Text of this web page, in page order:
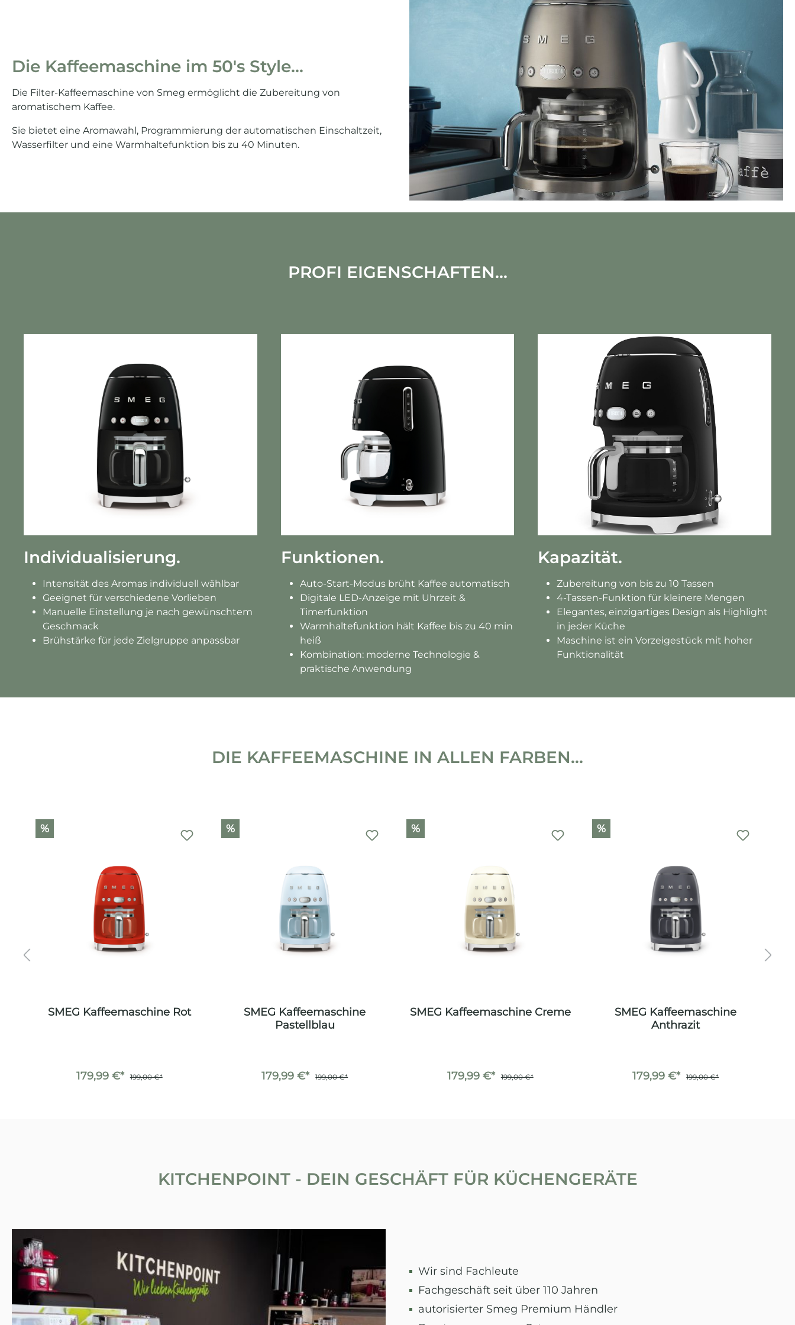
Die Kaffeemaschine im 50's Style...
Die Filter-Kaffeemaschine von Smeg ermöglicht die Zubereitung von
aromatischem Kaffee.
Sie bietet eine Aromawahl, Programmierung der automatischen Einschaltzeit,
Wasserfilter und eine Warmhaltefunktion bis zu 40 Minuten.
PROFI EIGENSCHAFTEN...
Individualisierung.
Intensität des Aromas individuell wählbar
Geeignet für verschiedene Vorlieben
Manuelle Einstellung je nach gewünschtem
Geschmack
Brühstärke für jede Zielgruppe anpassbar
Funktionen.
Auto-Start-Modus brüht Kaffee automatisch
Digitale LED-Anzeige mit Uhrzeit &
Timerfunktion
Warmhaltefunktion hält Kaffee bis zu 40 min
heiß
Kombination: moderne Technologie &
praktische Anwendung
Kapazität.
Zubereitung von bis zu 10 Tassen
4-Tassen-Funktion für kleinere Mengen
Elegantes, einzigartiges Design als Highlight
in jeder Küche
Maschine ist ein Vorzeigestück mit hoher
Funktionalität
DIE KAFFEEMASCHINE IN ALLEN FARBEN...
Produktgalerie überspringen
%
SMEG Kaffeemaschine Rot
179,99 €* 199,00 €*
%
SMEG Kaffeemaschine
Pastellblau
179,99 €* 199,00 €*
%
SMEG Kaffeemaschine Creme
179,99 €* 199,00 €*
%
SMEG Kaffeemaschine
Anthrazit
179,99 €* 199,00 €*
KITCHENPOINT - DEIN GESCHÄFT FÜR KÜCHENGERÄTE
Wir sind Fachleute
Fachgeschäft seit über 110 Jahren
autorisierter Smeg Premium Händler